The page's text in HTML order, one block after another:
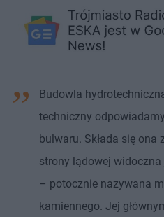
Budowla
techniczny
bulwaru. Składa się ona
strony lądowej
– potocznie nazywana
kamiennego. Jej